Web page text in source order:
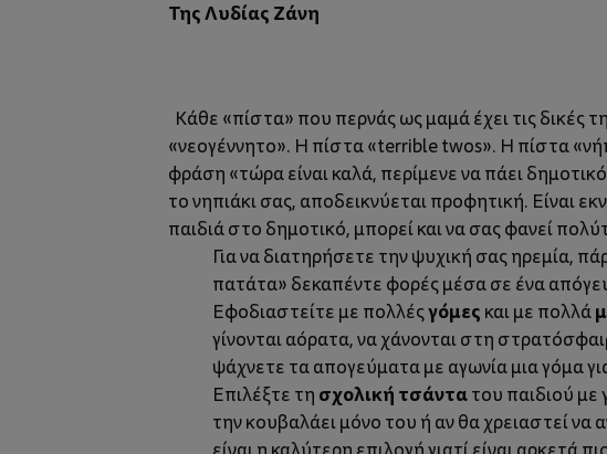
Της Λυδίας Ζάνη
Κάθε «πίστα» που περνάς ως μαμά έχει τις δικές
«νεογέννητο». Η πίστα «terrible twos». Η πίστα
φράση «τώρα είναι καλά, περίμενε να πάει
το νηπιάκι σας, αποδεικνύεται προφητική. Είναι
παιδιά στο δημοτικό, μπορεί και να σας φανεί
Για να διατηρήσετε την ψυχική σας ηρεμία,
πατάτα» δεκαπέντε φορές μέσα σε ένα
Εφοδιαστείτε με πολλέςγόμες και με πολλά
γίνονται αόρατα, να χάνονται στη
ψάχνετε τα απογεύματα με αγωνία μια γόμα
Επιλέξτε τη σχολική τσάντατου παιδιού
την κουβαλάει μόνο του ή αν θα χρειαστεί να